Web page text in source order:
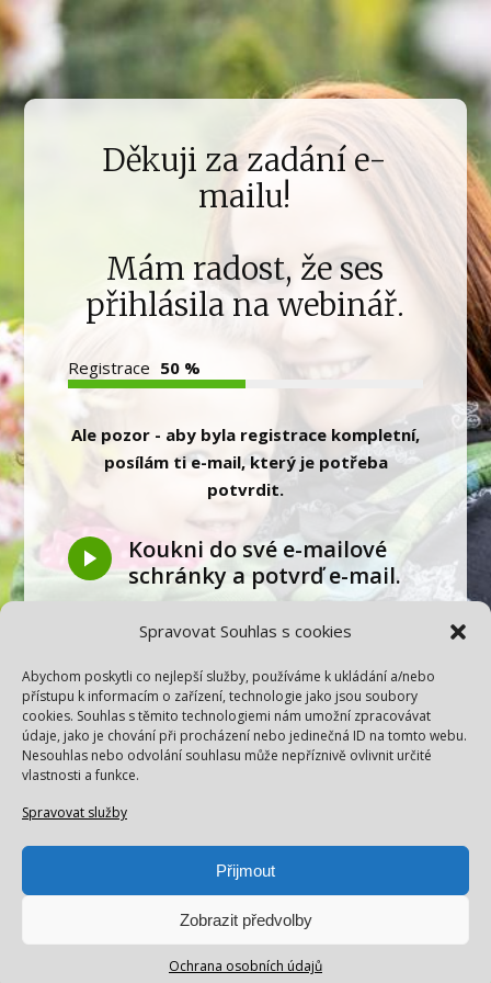
Spravovat Souhlas s cookies
Abychom poskytli co nejlepší služby, používáme k ukládání a/nebo
přístupu k informacím o zařízení, technologie jako jsou soubory
cookies. Souhlas s těmito technologiemi nám umožní zpracovávat
údaje, jako je chování při procházení nebo jedinečná ID na tomto webu.
Nesouhlas nebo odvolání souhlasu může nepříznivě ovlivnit určité
vlastnosti a funkce.
Spravovat služby
Přijmout
Zobrazit předvolby
Ochrana osobních údajů
Děkuji za zadání e-
mailu!
Mám radost, že ses
přihlásila na webinář.
Registrace 50 %
Ale pozor - aby byla registrace kompletní,
posílám ti e-mail, který je potřeba
potvrdit.
Koukni do své e-mailové
schránky a potvrď e-mail.
fyzio@zuzkastraznicka.cz
Pokud zprávu nenajdeš,
zkontroluj prosím i složky
PROMO/ HROMADNÁ/
SPAM.